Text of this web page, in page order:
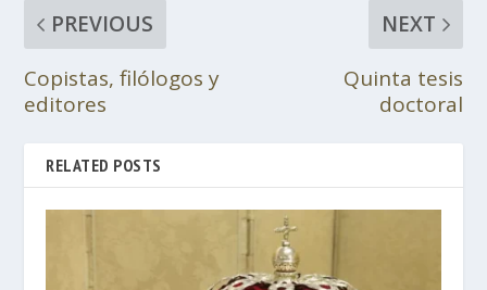
PREVIOUS
Copistas, filólogos y
editores
NEXT
Quinta tesis
doctoral
RELATED POSTS